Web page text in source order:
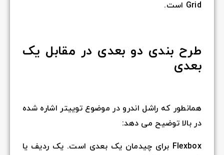
Grid است.
طرح بندی دو بعدی در مقابل یک
بعدی
همانطور که راشل اندرو در موضوع توییتر اشاره شده
در بالا توضیح می دهد:
Flexbox برای چیدمان یک بعدی است. یک ردیف یا